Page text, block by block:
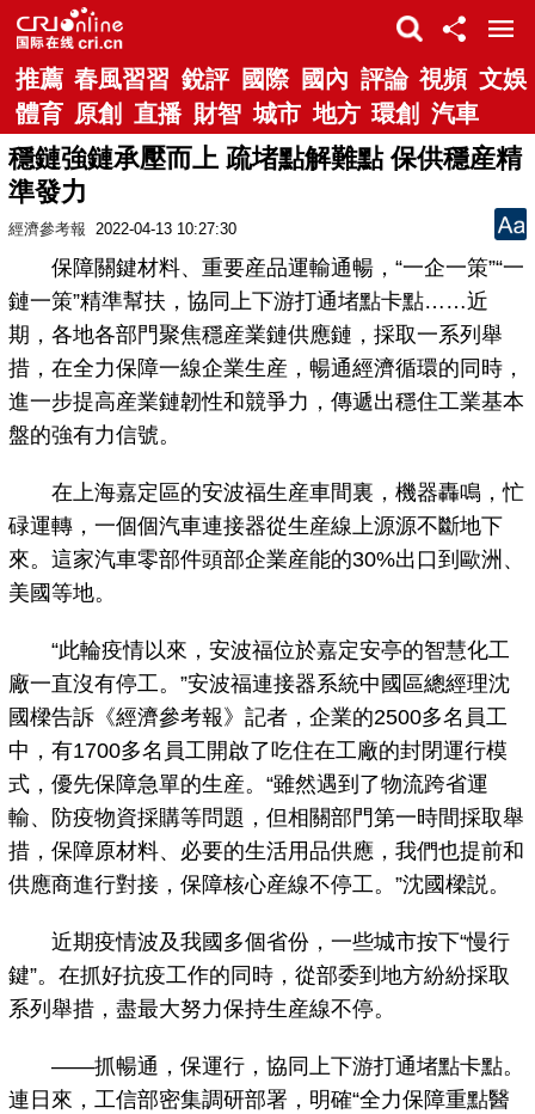
推薦 春風習習 銳評 國際 國內 評論 視頻 文娛
體育 原創 直播 財智 城市 地方 環創 汽車
穩鏈強鏈承壓而上 疏堵點解難點 保供穩産精
準發力
經濟參考報 2022-04-13 10:27:30
保障關鍵材料、重要産品運輸通暢，“一企一策”“一
鏈一策”精準幫扶，協同上下游打通堵點卡點……近
期，各地各部門聚焦穩産業鏈供應鏈，採取一系列舉
措，在全力保障一線企業生産，暢通經濟循環的同時，
進一步提高産業鏈韌性和競爭力，傳遞出穩住工業基本
盤的強有力信號。
在上海嘉定區的安波福生産車間裏，機器轟鳴，忙
碌運轉，一個個汽車連接器從生産線上源源不斷地下
來。這家汽車零部件頭部企業産能的30%出口到歐洲、
美國等地。
“此輪疫情以來，安波福位於嘉定安亭的智慧化工
廠一直沒有停工。”安波福連接器系統中國區總經理沈
國樑告訴《經濟參考報》記者，企業的2500多名員工
中，有1700多名員工開啟了吃住在工廠的封閉運行模
式，優先保障急單的生産。“雖然遇到了物流跨省運
輸、防疫物資採購等問題，但相關部門第一時間採取舉
措，保障原材料、必要的生活用品供應，我們也提前和
供應商進行對接，保障核心産線不停工。”沈國樑説。
近期疫情波及我國多個省份，一些城市按下“慢行
鍵”。在抓好抗疫工作的同時，從部委到地方紛紛採取
系列舉措，盡最大努力保持生産線不停。
——抓暢通，保運行，協同上下游打通堵點卡點。
連日來，工信部密集調研部署，明確“全力保障重點醫